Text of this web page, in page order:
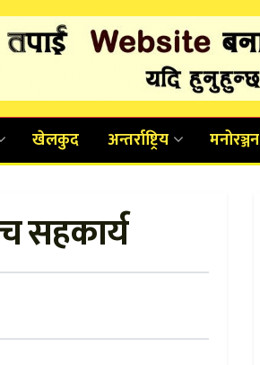
खेलकुद अन्तर्राष्ट्रिय मनोरञ्जन
सहकार्य